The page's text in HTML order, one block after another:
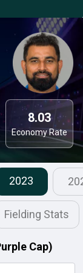
8.03
Economy Rate
2023
Fielding Stats
Cap)